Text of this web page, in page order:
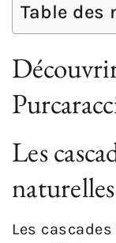
Table des
Découvrir
Les
naturelles
Les